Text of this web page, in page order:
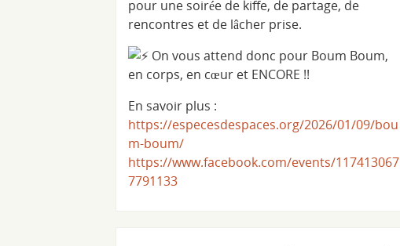
pour une soirée de kiffe, de partage, de
rencontres et de lâcher prise.
On vous attend donc pour Boum Boum,
en corps, en cœur et ENCORE !!
En savoir plus :
https://especesdespaces.org/2026/01/09/bou
m-boum/
https://www.facebook.com/events/117413067
7791133